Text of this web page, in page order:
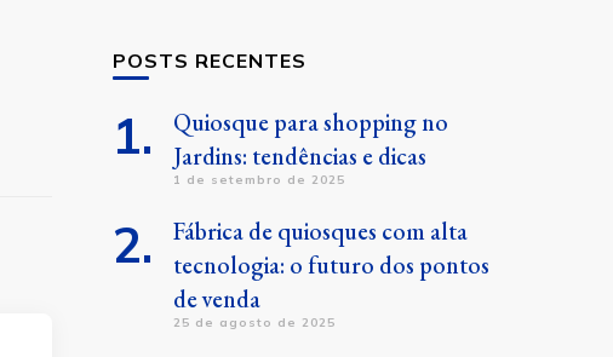
POSTS RECENTES
Quiosque para shopping no
Jardins: tendências e dicas
1 de setembro de 2025
Fábrica de quiosques com alta
tecnologia: o futuro dos pontos
de venda
25 de agosto de 2025